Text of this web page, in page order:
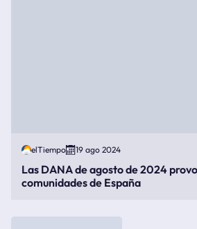
elTiempo 19 ago 2024
Las DANA de agosto de 2024
comunidades de España